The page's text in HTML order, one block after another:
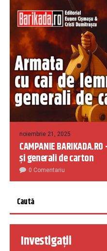
noiembrie 21, 2025
CAMPANIE
și generali de carton
0 Comentariu
Investigații